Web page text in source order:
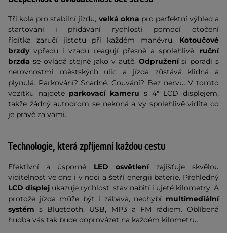
Tři kola pro stabilní jízdu, velká okna pro perfektní výhled a
startování i přidávání rychlosti pomocí otočení
řídítka zaručí jistotu při každém manévru. Kotoučové
brzdyvpředu i vzadu reagují přesně a spolehlivě, ruční
brzda se ovládá stejně jako v autě. Odpruženísi poradí s
nerovnostmi městských ulic a jízda zůstává klidná a
plynulá. Parkování? Snadné. Couvání? Bez nervů. V tomto
vozítku najdeteparkovací kameru s 4" LCD displejem,
takže žádný autodrom se nekoná a vy spolehlivě vidíte co
je právě za vámi.
Technologie, která zpříjemní každou cestu
Efektivní a úsporné LED osvětlení zajišťuje skvělou
viditelnost ve dne i v noci a šetří energii baterie. Přehledný
LCD displej ukazuje rychlost, stav nabití i ujeté kilometry. A
protože jízda může být i zábava, nechybí multimediální
systéms Bluetooth, USB, MP3 a FM rádiem. Oblíbená
hudba vás tak bude doprovázet na každém kilometru.